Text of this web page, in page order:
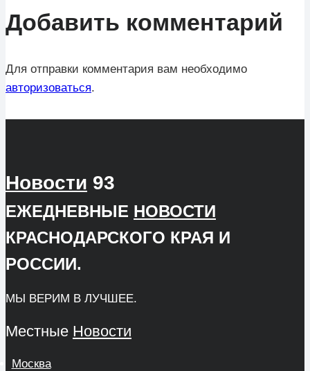
Добавить комментарий
Для отправки комментария вам необходимо
авторизоваться.
Новости 93
ЕЖЕДНЕВНЫЕ НОВОСТИ
КРАСНОДАРСКОГО КРАЯ И
РОССИИ.
МЫ ВЕРИМ В ЛУЧШЕЕ.
Местные Новости
Москва